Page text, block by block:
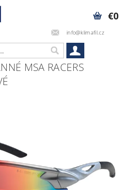
info@klimafil.cz
€0
MSA RACERS